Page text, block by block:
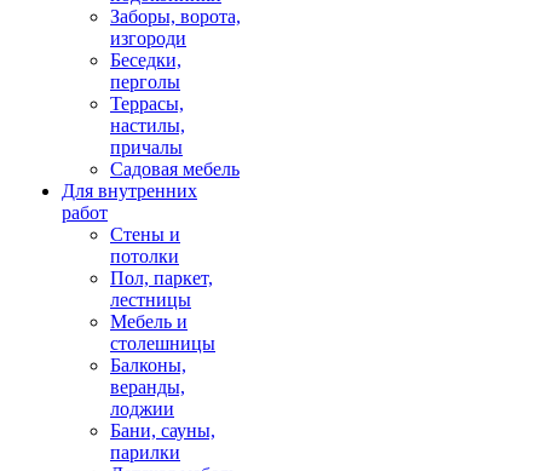
Заборы, ворота,
изгороди
Беседки,
перголы
Террасы,
настилы,
причалы
Садовая мебель
Для внутренних
работ
Стены и
потолки
Пол, паркет,
лестницы
Мебель и
столешницы
Балконы,
веранды,
лоджии
Бани, сауны,
парилки